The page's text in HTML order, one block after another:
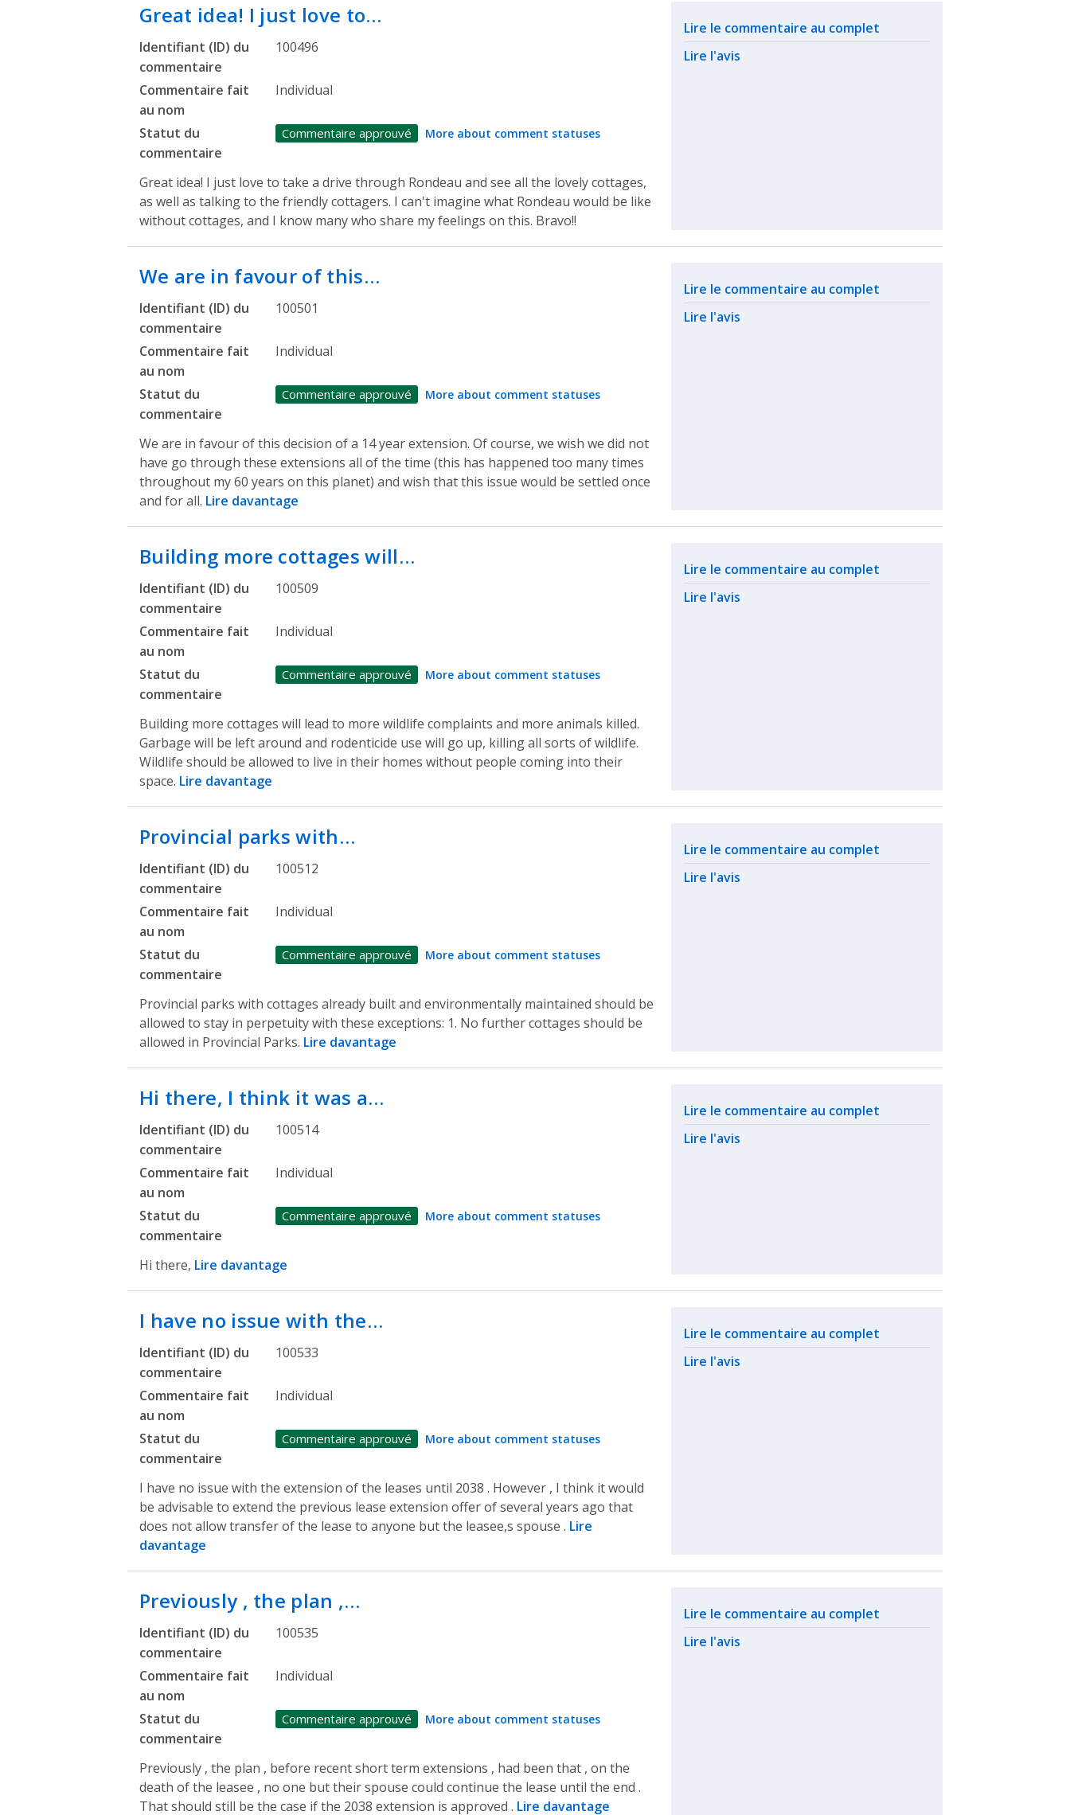
Great idea! I just love to…
Identifiant (ID) du
commentaire
100496
Commentaire fait
au nom
Individual
Statut du
commentaire
Commentaire approuvé More about comment statuses
Great idea! I just love to take a drive through Rondeau and see all the lovely cottages,
as well as talking to the friendly cottagers. I can't imagine what Rondeau would be like
without cottages, and I know many who share my feelings on this. Bravo!!
Related actions
Lire le commentaire au complet
Lire l'avis
We are in favour of this…
Identifiant (ID) du
commentaire
100501
Commentaire fait
au nom
Individual
Statut du
commentaire
Commentaire approuvé More about comment statuses
We are in favour of this decision of a 14 year extension. Of course, we wish we did not
have go through these extensions all of the time (this has happened too many times
throughout my 60 years on this planet) and wish that this issue would be settled once
and for all. Lire davantage
Related actions
Lire le commentaire au complet
Lire l'avis
Building more cottages will…
Identifiant (ID) du
commentaire
100509
Commentaire fait
au nom
Individual
Statut du
commentaire
Commentaire approuvé More about comment statuses
Building more cottages will lead to more wildlife complaints and more animals killed.
Garbage will be left around and rodenticide use will go up, killing all sorts of wildlife.
Wildlife should be allowed to live in their homes without people coming into their
space. Lire davantage
Related actions
Lire le commentaire au complet
Lire l'avis
Provincial parks with…
Identifiant (ID) du
commentaire
100512
Commentaire fait
au nom
Individual
Statut du
commentaire
Commentaire approuvé More about comment statuses
Provincial parks with cottages already built and environmentally maintained should be
allowed to stay in perpetuity with these exceptions: 1. No further cottages should be
allowed in Provincial Parks. Lire davantage
Related actions
Lire le commentaire au complet
Lire l'avis
Hi there, I think it was a…
Identifiant (ID) du
commentaire
100514
Commentaire fait
au nom
Individual
Statut du
commentaire
Commentaire approuvé More about comment statuses
Hi there, Lire davantage
Related actions
Lire le commentaire au complet
Lire l'avis
I have no issue with the…
Identifiant (ID) du
commentaire
100533
Commentaire fait
au nom
Individual
Statut du
commentaire
Commentaire approuvé More about comment statuses
I have no issue with the extension of the leases until 2038 . However , I think it would
be advisable to extend the previous lease extension offer of several years ago that
does not allow transfer of the lease to anyone but the leasee,s spouse . Lire
davantage
Related actions
Lire le commentaire au complet
Lire l'avis
Previously , the plan ,…
Identifiant (ID) du
commentaire
100535
Commentaire fait
au nom
Individual
Statut du
commentaire
Commentaire approuvé More about comment statuses
Previously , the plan , before recent short term extensions , had been that , on the
death of the leasee , no one but their spouse could continue the lease until the end .
That should still be the case if the 2038 extension is approved . Lire davantage
Related actions
Lire le commentaire au complet
Lire l'avis